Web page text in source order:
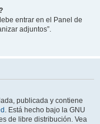
entrar en el Panel de
adjuntos”.
publicada y contiene
. Está hecho bajo la GNU
de libre distribución. Vea